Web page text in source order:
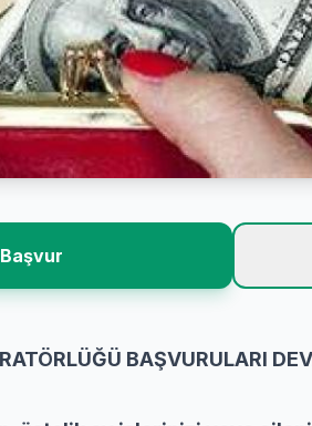
Başvur
BAŞVURULARI